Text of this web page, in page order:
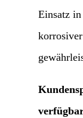
Einsatz